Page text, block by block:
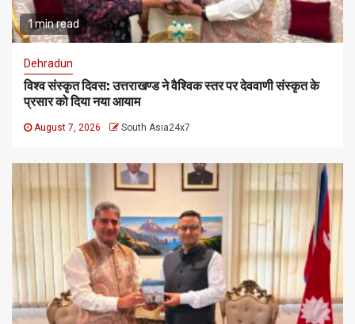
1 min read
Dehradun
विश्व संस्कृत दिवस: उत्तराखण्ड ने वैश्विक स्तर पर देववाणी संस्कृत के
प्रसार को दिया नया आयाम
August 7, 2026 South Asia24x7